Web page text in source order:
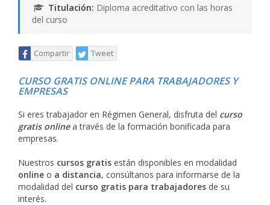
Titulación: Diploma acreditativo con las horas
del curso
Compartir Tweet
CURSO GRATIS ONLINE PARA TRABAJADORES Y
EMPRESAS
Si eres trabajador en Régimen General, disfruta del curso
gratis onlinea través de la formación bonificada para
empresas.
Nuestros cursos gratis están disponibles en modalidad
online o a distancia, consúltanos para informarse de la
modalidad del curso gratis para trabajadores de su
interés.